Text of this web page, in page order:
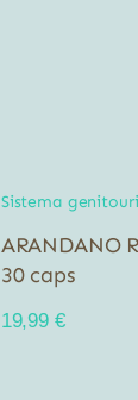
Sistema
ARANDANO
30 caps
19,99 €